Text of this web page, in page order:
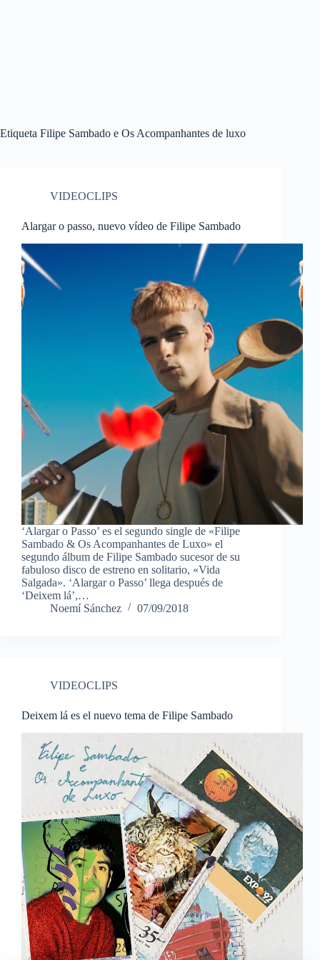
Etiqueta Filipe Sambado e Os Acompanhantes de luxo
VIDEOCLIPS
Alargar o passo, nuevo vídeo de Filipe Sambado
‘Alargar o Passo’ es el segundo single de «Filipe
Sambado & Os Acompanhantes de Luxo» el
segundo álbum de Filipe Sambado sucesor de su
fabuloso disco de estreno en solitario, «Vida
Salgada». ‘Alargar o Passo’ llega después de
‘Deixem lá’,…
Noemí Sánchez
07/09/2018
VIDEOCLIPS
Deixem lá es el nuevo tema de Filipe Sambado